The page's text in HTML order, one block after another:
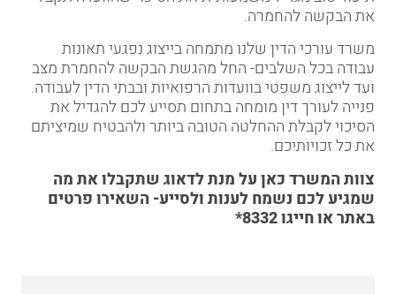
את הבקשה להחמרה.
משרד עורכי הדין שלנו מתמחה בייצוג נפגעי תאונות
עבודה בכל השלבים- החל מהגשת הבקשה להחמרת מצב
ועד לייצוג משפטי בוועדות הרפואיות ובבתי הדין לעבודה.
פנייה לעורך דין מומחה בתחום תסייע לכם להגדיל את
הסיכוי לקבלת ההחלטה הטובה ביותר ולהבטיח שמיציתם
את כל זכויותיכם.
צוות המשרד כאן על מנת לדאוג שתקבלו את מה
שמגיע לכם נשמח לענות ולסייע- השאירו פרטים
באתראו חייגו8332*